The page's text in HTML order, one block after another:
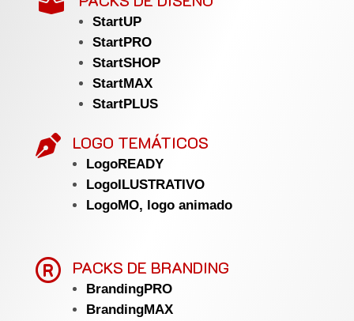
StartUP
StartPRO
StartSHOP
StartMAX
StartPLUS
 LOGO TEMÁTICOS
LogoREADY
LogoILUSTRATIVO
LogoMO, logo animado
 PACKS DE BRANDING
BrandingPRO
BrandingMAX